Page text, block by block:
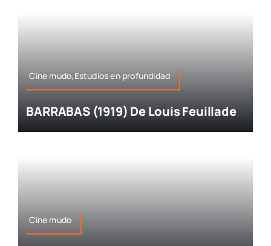
Cine mudo,Estudios en profundidad
BARRABAS (1919) De Louis Feuillade
Cine mudo